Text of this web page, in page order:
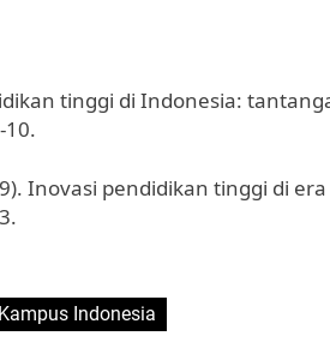
tinggi di Indonesia:
10.
Inovasi pendidikan tinggi di
Indonesia